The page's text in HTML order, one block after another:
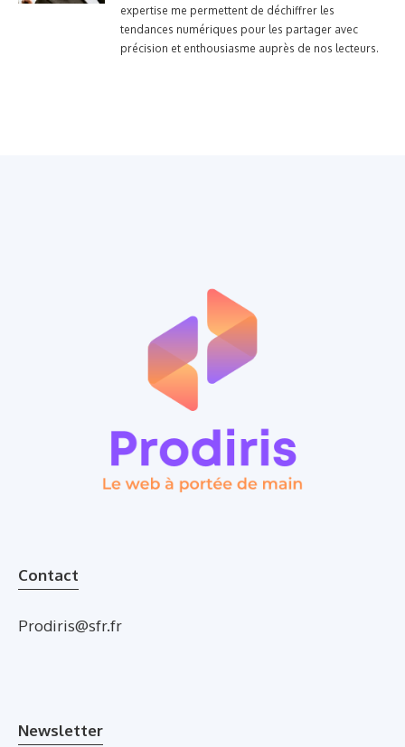
expertise me permettent de déchiffrer les
tendances numériques pour les partager avec
précision et enthousiasme auprès de nos lecteurs.
Contact
Prodiris@sfr.fr
Newsletter